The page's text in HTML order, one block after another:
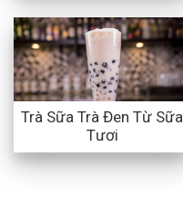
Trà Sữa Trà Đen Từ Sữa
Tươi